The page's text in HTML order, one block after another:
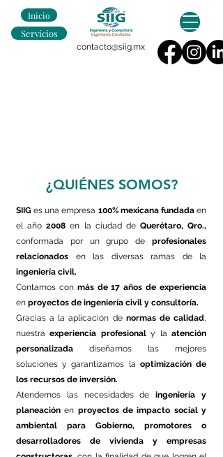
Inicio
Servicios
contacto@siig.mx
¿QUIÉNES SOMOS?
SIIG es una empresa 100% mexicana fundadaen
el año2008en la ciudad de Querétaro, Qro.,
conformada por un grupo de profesionales
relacionados en las diversas ramas de la
ingeniería civil.
Contamos con más de 17 años de experiencia
en proyectos de ingeniería civil y consultoría.
Gracias a la aplicación de normas de calidad,
nuestraexperiencia profesionaly laatención
personalizada diseñamos las mejores
soluciones y garantizamos la optimización de
los recursos de inversión.
Atendemos las necesidades deingeniería y
planeación en proyectos de impacto social y
ambiental
para Gobierno, promotores o
desarrolladores de vivienda y empresas